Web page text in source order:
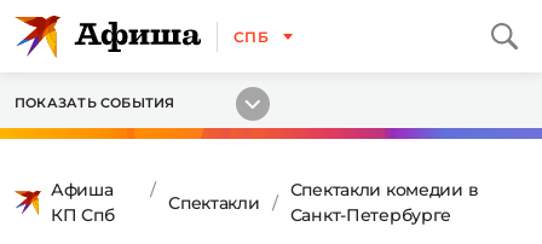
СПБ
ПОКАЗАТЬ СОБЫТИЯ
Афиша
КП Спб
Спектакли
Спектакли комедии в
Санкт-Петербурге